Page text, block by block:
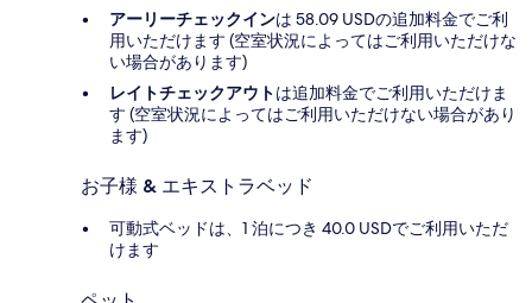
アーリーチェックインは 58.09 USDの追加料金でご利
用いただけます (空室状況によってはご利用いただけな
い場合があります)
レイトチェックアウトは追加料金でご利用いただけま
す (空室状況によってはご利用いただけない場合があり
ます)
お子様 & エキストラベッド
可動式ベッドは、1 泊につき 40.0 USDでご利用いただ
けます